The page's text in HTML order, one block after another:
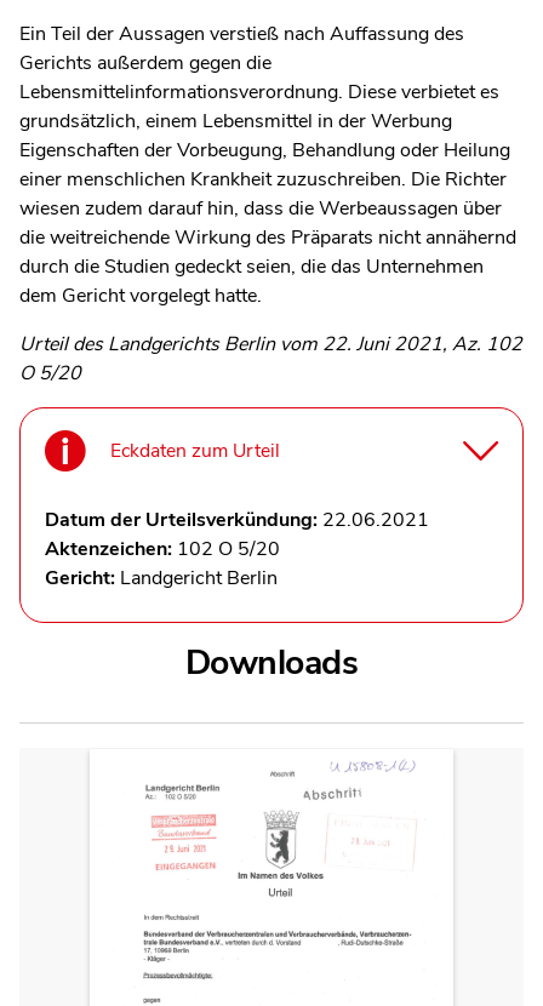
Ein Teil der Aussagen verstieß nach Auffassung des
Gerichts außerdem gegen die
Lebensmittelinformationsverordnung. Diese verbietet es
grundsätzlich, einem Lebensmittel in der Werbung
Eigenschaften der Vorbeugung, Behandlung oder Heilung
einer menschlichen Krankheit zuzuschreiben. Die Richter
wiesen zudem darauf hin, dass die Werbeaussagen über
die weitreichende Wirkung des Präparats nicht annähernd
durch die Studien gedeckt seien, die das Unternehmen
dem Gericht vorgelegt hatte.
Urteil des Landgerichts Berlin vom 22. Juni 2021, Az. 102
O 5/20
Eckdaten zum Urteil
Datum der Urteilsverkündung: 22.06.2021
Aktenzeichen: 102 O 5/20
Gericht: Landgericht Berlin
Downloads